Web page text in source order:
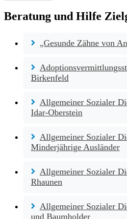
Beratung und Hilfe
„Gesunde Zähne von
Birkenfeld
Allgemeiner Sozialer
Idar-Oberstein
Allgemeiner Sozialer
Minderjährige Ausländer
Allgemeiner Sozialer
Rhaunen
Allgemeiner Sozialer
und Baumholder